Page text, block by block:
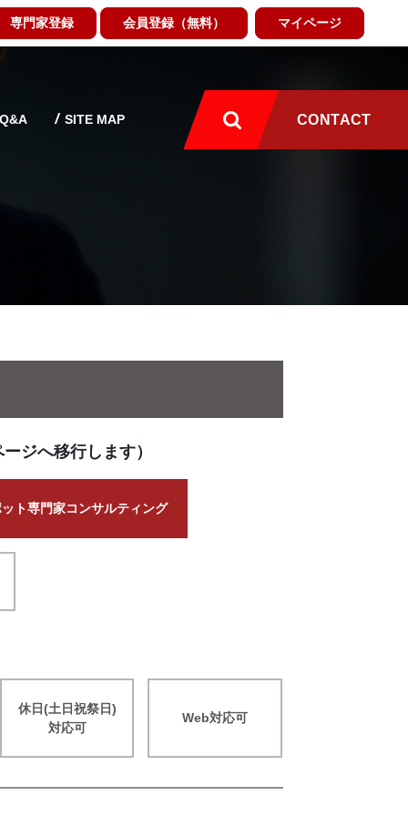
専門家登録 会員登録（無料） マイページ
SITE MAP CONTACT
ジへ移行します）
ト専門家コンサルティング
休日(土日祝祭日)
対応可
Web対応可